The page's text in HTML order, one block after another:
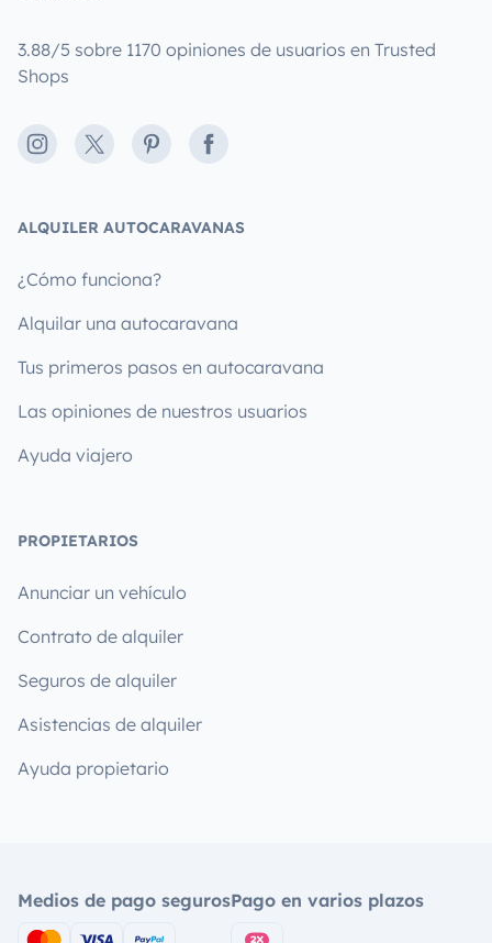
3.88/5 sobre 1170 opiniones de usuarios en Trusted
Shops
Instagram
X PinterestFacebook
ALQUILER AUTOCARAVANAS
¿Cómo funciona?
Alquilar una autocaravana
Tus primeros pasos en autocaravana
Las opiniones de nuestros usuarios
Ayuda viajero
PROPIETARIOS
Anunciar un vehículo
Contrato de alquiler
Seguros de alquiler
Asistencias de alquiler
Ayuda propietario
Medios de pago segurosPago en varios plazos